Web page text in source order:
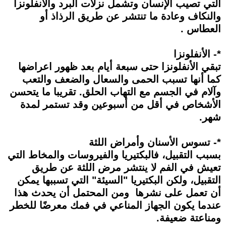
التي تصيب الإنسان وتشمل نزلات البرد والأنفلونزا
والنكاف وعادة ما تنتشر عن طريق الرذاذ أو
العطاس .
*- الأنفلونزا
تبقي الأنفلونزا حتى سبعة أيام بعد ظهور اعراضها
كما أنها تسبب الحمى والسعال والضعف والتعب
وآلام في الجسم مع التهاب الحلق. تقريبا ما يتحسن
الأشخاص في أقل من أسبوعين وقد تستمر لمدة
شهر.
*- تسوس الأسنان وأمراض اللثة
بسبب التقبيل، فالبكتيريا والفيروسات والمخاط التي
تعيش في الفم لا ينتشر مرض اللثة عن طريق
التقبيل، ولكن البكتيريا "السيئة" التي تسببها يمكن
أن تعمل على نشرها ومن المحتمل أن يحدث هذا
عندما يكون الجهاز المناعي في فمك معرضًا للخطر
ومناعتة ضعيفة.